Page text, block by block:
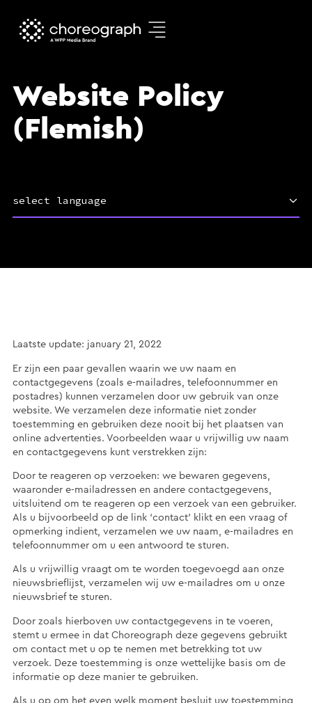
Website Policy
(Flemish)
select language
Laatste update: january 21, 2022
Er zijn een paar gevallen waarin we uw naam en
contactgegevens (zoals e-mailadres, telefoonnummer en
postadres) kunnen verzamelen door uw gebruik van onze
website. We verzamelen deze informatie niet zonder
toestemming en gebruiken deze nooit bij het plaatsen van
online advertenties. Voorbeelden waar u vrijwillig uw naam
en contactgegevens kunt verstrekken zijn:
Door te reageren op verzoeken: we bewaren gegevens,
waaronder e-mailadressen en andere contactgegevens,
uitsluitend om te reageren op een verzoek van een gebruiker.
Als u bijvoorbeeld op de link ‘contact’ klikt en een vraag of
opmerking indient, verzamelen we uw naam, e-mailadres en
telefoonnummer om u een antwoord te sturen.
Als u vrijwillig vraagt om te worden toegevoegd aan onze
nieuwsbrieflijst, verzamelen wij uw e-mailadres om u onze
nieuwsbrief te sturen.
Door zoals hierboven uw contactgegevens in te voeren,
stemt u ermee in dat Choreograph deze gegevens gebruikt
om contact met u op te nemen met betrekking tot uw
verzoek. Deze toestemming is onze wettelijke basis om de
informatie op deze manier te gebruiken.
Als u op om het even welk moment besluit uw toestemming